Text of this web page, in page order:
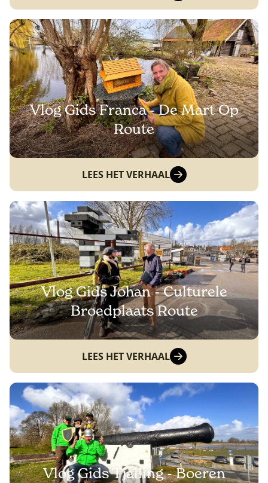
Vlog Gids Franca - De Mart Op
Route
LEES HET VERHAAL
Vlog Gids Johan - Culturele
Broedplaats Route
LEES HET VERHAAL
Vlog Gids Tjalling - Boeren